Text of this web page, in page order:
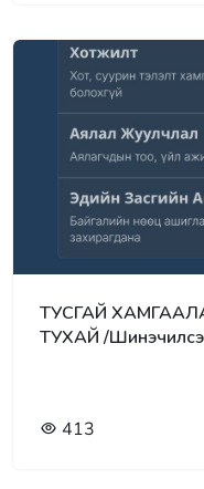
ТУСГАЙ
ТУХАЙ /
413